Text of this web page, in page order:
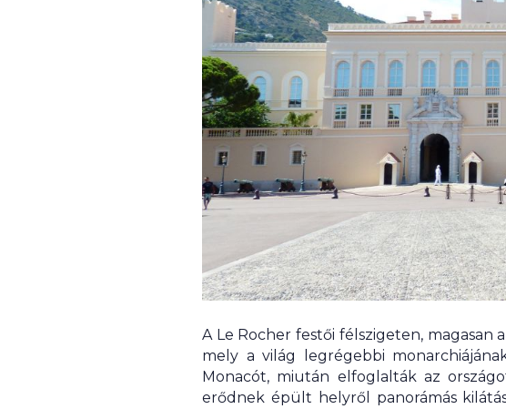
A Le Rocher festői félszigeten,
mely a világ legrégebbi
Monacót, miután elfoglalták az
erődnek épült helyről panorámás